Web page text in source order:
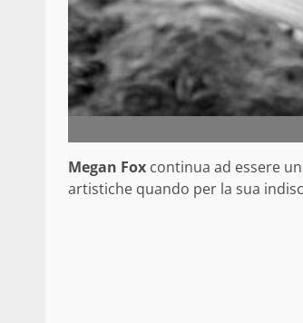
Megan Fox continua ad essere
artistiche quando per la sua